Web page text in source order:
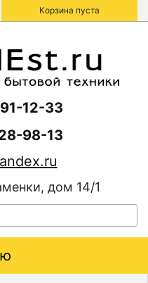
Корзина пуста
12-33
98-13
дом 14/1